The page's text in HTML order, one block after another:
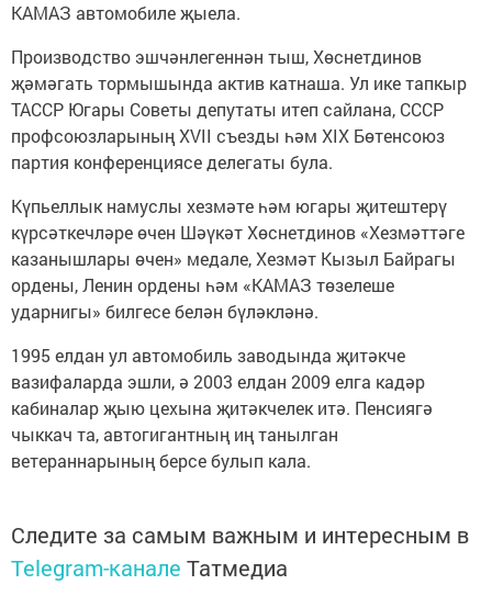
КАМАЗ автомобиле җыела.
Производство эшчәнлегеннән тыш, Хөснетдинов
җәмәгать тормышында актив катнаша. Ул ике тапкыр
ТАССР Югары Советы депутаты итеп сайлана, СССР
профсоюзларының XVII съезды һәм XIX Бөтенсоюз
партия конференциясе делегаты була.
Күпьеллык намуслы хезмәте һәм югары җитештерү
күрсәткечләре өчен Шәүкәт Хөснетдинов «Хезмәттәге
казанышлары өчен» медале, Хезмәт Кызыл Байрагы
ордены, Ленин ордены һәм «КАМАЗ төзелеше
ударнигы» билгесе белән бүләкләнә.
1995 елдан ул автомобиль заводында җитәкче
вазифаларда эшли, ә 2003 елдан 2009 елга кадәр
кабиналар җыю цехына җитәкчелек итә. Пенсиягә
чыккач та, автогигантның иң танылган
ветераннарының берсе булып кала.
Следите за самым важным и интересным в
Telegram-канале Татмедиа